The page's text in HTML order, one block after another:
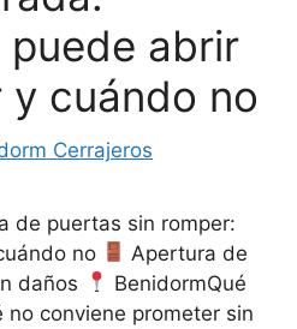
abrir
y cuándo no
Cerrajeros
de puertas sin romper:
no
Apertura de
daños
BenidormQué
no conviene prometer sin